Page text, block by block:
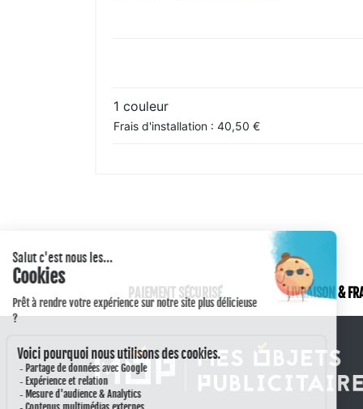
1 couleur
Frais d'installation : 40,50 €
PAIEMENT SÉCURISÉ LIVRAISON &